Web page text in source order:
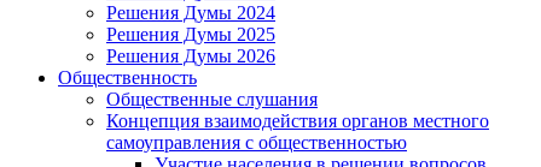
Решения Думы 2024
Решения Думы 2025
Решения Думы 2026
Общественность
Общественные слушания
Концепция взаимодействия органов местного
самоуправления с общественностью